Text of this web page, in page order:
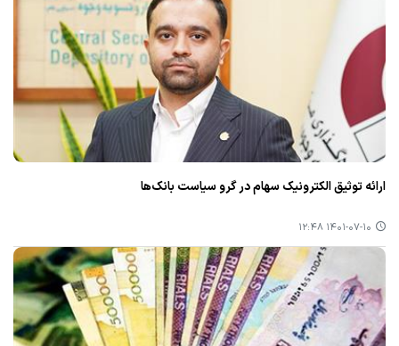
ارائه توثیق الكترونیك سهام در گرو سیاست‌ بانك‌ها
۱۴۰۱-۰۷-۱۰ ۱۲:۴۸